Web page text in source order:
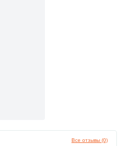
Все отзывы (0)